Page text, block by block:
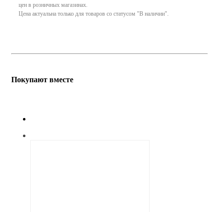
цен в розничных магазинах.
Цена актуальна только для товаров со статусом "В наличии".
Покупают вместе